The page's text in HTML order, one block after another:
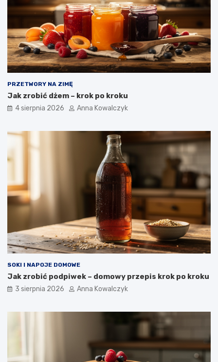
PRZETWORY NA ZIMĘ
Jak zrobić dżem – krok po kroku
4 sierpnia 2026 Anna Kowalczyk
SOKI I NAPOJE DOMOWE
Jak zrobić podpiwek – domowy przepis krok po kroku
3 sierpnia 2026 Anna Kowalczyk